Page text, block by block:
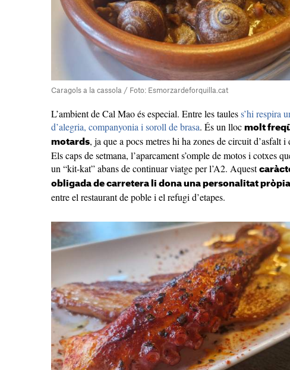
Caragols a la cassola / Foto: Esmorzardeforquilla.cat
L’ambient de Cal Mao és especial. Entre les tauless’hi respira
d’alegria, companyonia i soroll de brasa. És un lloc molt
motards, ja que a pocs metres hi ha zones de circuit d’asfalt i
Els caps de setmana, l’aparcament s’omple de motos i cotxes
un “kit-kat” abans de continuar viatge per l’A2. Aquest
obligada de carretera li dona una personalitat pròpia
entre el restaurant de poble i el refugi d’etapes.